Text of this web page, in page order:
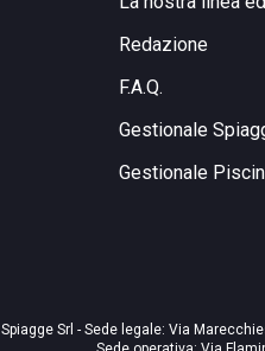
Redazione
F.A.Q.
Gestionale
Gestionale
Spiagge Srl - Sede legale: Via